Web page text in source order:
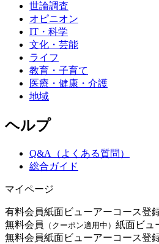
世論調査
オピニオン
IT・科学
文化・芸能
ライフ
教育・子育て
医療・健康・介護
地域
ヘルプ
Q&A（よくある質問）
総合ガイド
マイページ
有料会員紙面ビューアーコース登
無料会員
（クーポン適用中） 紙面ビュ
無料会員紙面ビューアーコース登